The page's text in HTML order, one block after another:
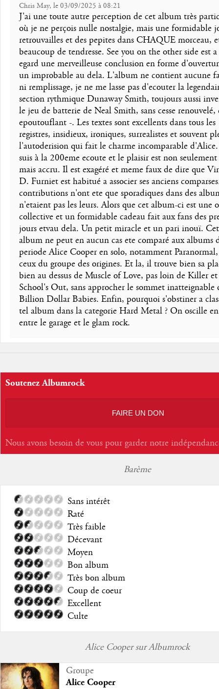
Chris May, le 03/09/2025 à 08:21
J'ai une toute autre perception de cet album très
où je ne perçois nulle nostalgie, mais une formidable
retrouvailles et des pepites dans CHAQUE morceau,
beaucoup de tendresse. See you on the other side est
egard une merveilleuse conclusion en forme
un improbable au dela. L'album ne contient aucune
ni remplissage, je ne me lasse pas d'ecouter la
section rythmique Dunaway Smith, toujours aussi
le jeu de batterie de Neal Smith, sans cesse renouvelé,
epoutouflant -. Les textes sont excellents dans tous les
registres, insidieux, ironiques, surrealistes et souvent
l'autoderision qui fait le charme incomparable
suis à la 200eme ecoute et le plaisir est non
mais accru. Il est exagéré et meme faux de dire que
D. Furniet est habitué a associer ses anciens
contributions n'ont ete que sporadiques dans des
n'etaient pas les leurs. Alors que cet album-ci est une
collective et un formidable cadeau fait aux fans des
jours etvau dela. Un petit miracle et un pari inouï. Cet
album ne peut en aucun cas ete comparé aux albums
periode Alice Cooper en solo, notamment
ceux du groupe des origines. Et la, il trouve bien sa
bien au dessus de Muscle of Love, pas loin de Killer et
School's Out, sans approcher le sommet inatteignable
Billion Dollar Babies. Enfin, pourquoi s'obstiner a
tel album dans la categorie Hard Metal ? On oscille
entre le garage et le glam rock.
Soutenez Albumrock
FAIRE UN DON
Nous avons besoin de vous pour garder notre
Barème
Sans intérêt
Raté
Très faible
Décevant
Moyen
Bon album
Très bon album
Coup de coeur
Excellent
Culte
Alice Cooper sur Albumrock
Groupe
Alice Cooper